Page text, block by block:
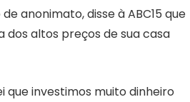
anonimato, disse à ABC15 que
dos altos preços de sua casa
que investimos muito dinheiro